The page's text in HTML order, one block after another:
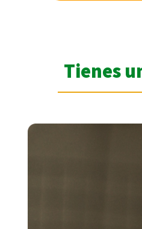
Tienes